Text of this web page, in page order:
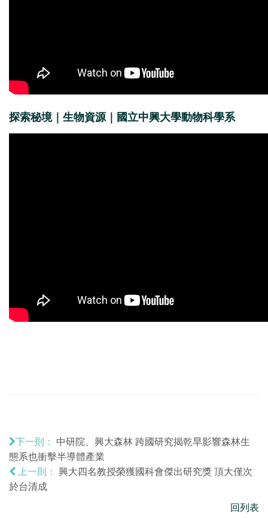
探索秘境｜生物資源｜國立中興大學動物科學系
下一則：
中研院、興大森林 跨國研究揭乾旱影響森林生
態系也衝擊半導體產業
上一則：
興大四名教授榮獲國科會傑出研究獎 頂大僅次
於台清成
回列表